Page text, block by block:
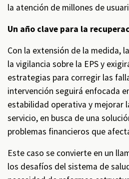
la atención de millones de
Un año clave para la
Con la extensión de la medida,
la vigilancia sobre la EPS y
estrategias para corregir las
intervención seguirá enfocada
estabilidad operativa y mejorar
servicio, en busca de una
problemas financieros que
Este caso se convierte en un
los desafíos del sistema de